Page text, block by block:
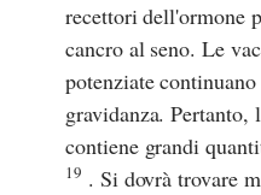
recettori dell'ormone
cancro al seno. Le
potenziate
gravidanza.
contiene grandi
19 . Si dovrà trovare